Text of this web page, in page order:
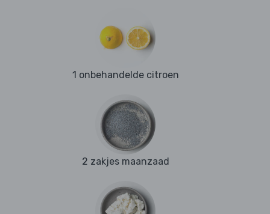
1 onbehandelde citroen
2 zakjes maanzaad